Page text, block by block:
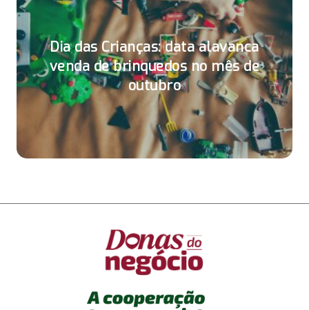
Dia das Crianças: data alavanca
venda de brinquedos no mês de
outubro